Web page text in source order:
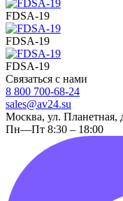
FDSA-19
FDSA-19
FDSA-19
Связаться с нами
8 800 700-68-24
sales@av24.su
Москва, ул. Планетная,
Пн—Пт 8:30 – 18:00